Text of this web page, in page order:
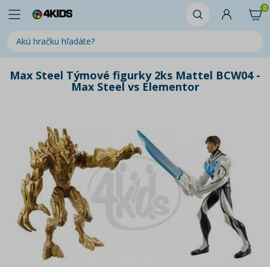
0
Max Steel Týmové figurky 2ks Mattel BCW04 -
Max Steel vs Elementor